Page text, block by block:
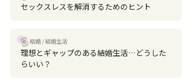
セックスレスを解消するためのヒント
結婚 結婚生活
理想とギャップのある結婚生活…どうした
らいい？